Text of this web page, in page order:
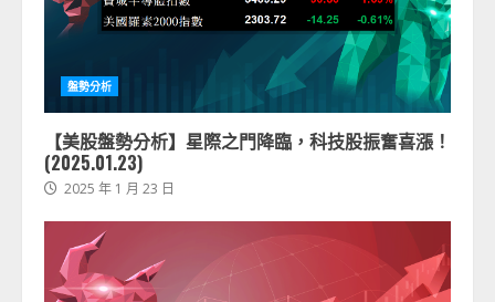
盤勢分析
【美股盤勢分析】星際之門降臨，科技股振奮喜漲！
(2025.01.23)
2025 年 1 月 23 日